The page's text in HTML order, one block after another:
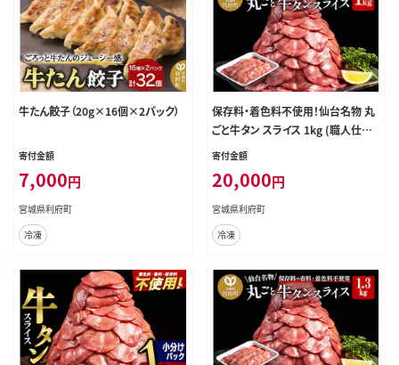
牛たん餃子（20g×16個×2パック）
寄付金額
7,000円
宮城県利府町
冷凍
保存料・着色料不使用！仙台名物 丸
ごと牛タン スライス 1kg (職人仕込
み特製塩付)牛たん [牛たん タン塩
寄付金額
20,000円
宮城県利府町
冷凍